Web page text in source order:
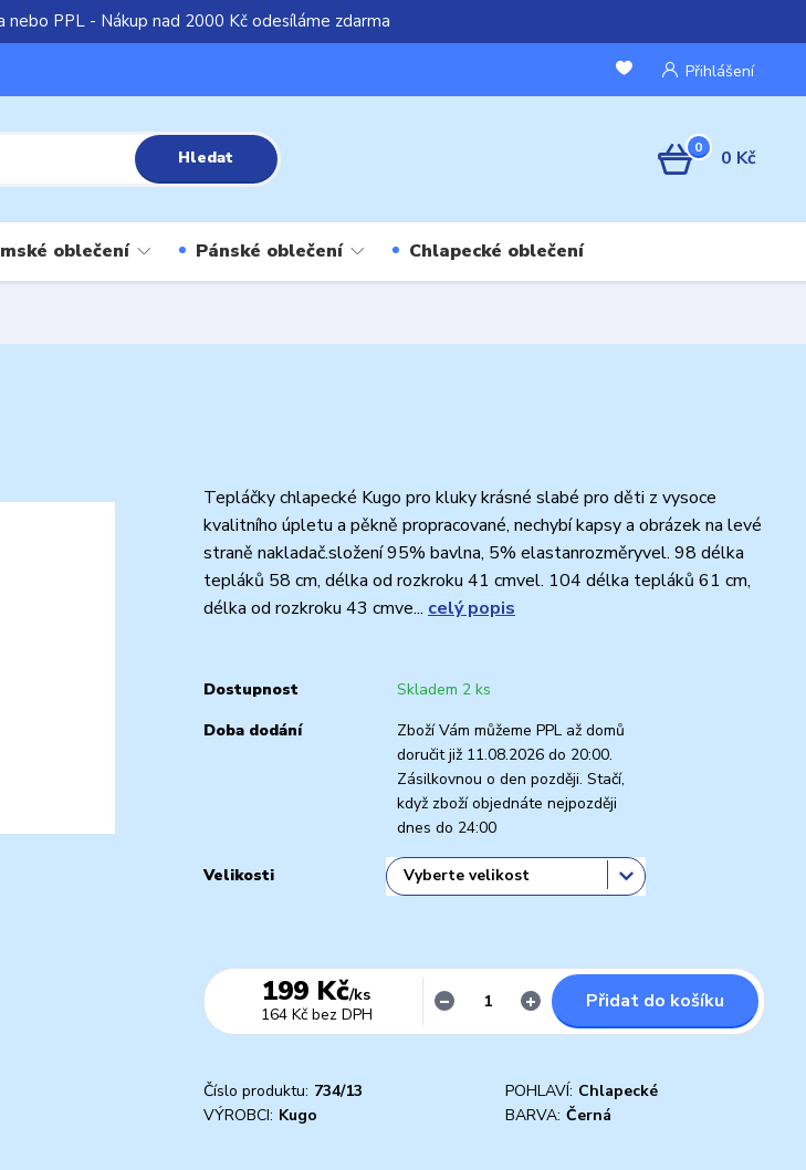
nebo PPL - Nákup nad 2000 Kč odesíláme zdarma
Přihlášení
Hledat 0 0 Kč
oblečení Pánské oblečení Chlapecké oblečení
Tepláčky chlapecké Kugo pro kluky krásné slabé pro děti z vysoce
kvalitního úpletu a pěkně propracované, nechybí kapsy a obrázek na levé
straně nakladač.složení 95% bavlna, 5% elastanrozměryvel. 98 délka
tepláků 58 cm, délka od rozkroku 41 cmvel. 104 délka tepláků 61 cm,
délka od rozkroku 43 cmve... celý popis
Dostupnost
Skladem 2 ks
Doba dodání
Zboží Vám můžeme PPL až domů
doručit již 11.08.2026 do 20:00.
Zásilkovnou o den později. Stačí,
když zboží objednáte nejpozději
dnes do 24:00
Velikosti
199 Kč/ks
164 Kč bez DPH
Přidat do košíku
Číslo produktu: 734/13 POHLAVÍ: Chlapecké
VÝROBCI: Kugo BARVA: Černá